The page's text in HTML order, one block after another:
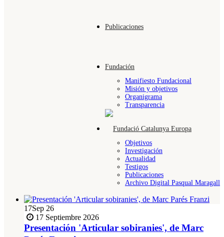
Publicaciones
Fundación
Manifiesto Fundacional
Misión y objetivos
Organigrama
Transparencia
Objetivos
Investigación
Actualidad
Testigos
Publicaciones
Archivo Digital Pasqual Maragall
17Sep 26
17 Septiembre 2026
Presentación 'Articular sobiranies', de Marc